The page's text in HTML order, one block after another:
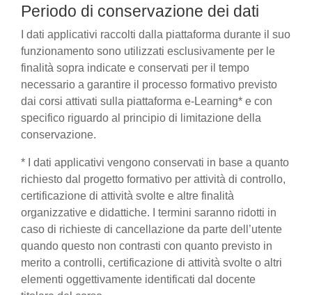
Periodo di conservazione dei dati
I dati applicativi raccolti dalla piattaforma durante il suo
funzionamento sono utilizzati esclusivamente per le
finalità sopra indicate e conservati per il tempo
necessario a garantire il processo formativo previsto
dai corsi attivati sulla piattaforma e-Learning* e con
specifico riguardo al principio di limitazione della
conservazione.
* I dati applicativi vengono conservati in base a quanto
richiesto dal progetto formativo per attività di controllo,
certificazione di attività svolte e altre finalità
organizzative e didattiche. I termini saranno ridotti in
caso di richieste di cancellazione da parte dell’utente
quando questo non contrasti con quanto previsto in
merito a controlli, certificazione di attività svolte o altri
elementi oggettivamente identificati dal docente